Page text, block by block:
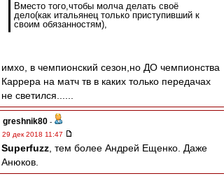
Вместо того,чтобы молча делать своё
дело(как итальянец только приступивший к
своим обязанностям),
имхо, в чемпионский сезон,но ДО чемпионства
Каррера на матч тв в каких только передачах
не светился......
greshnik80 -
29 дек 2018 11:47
Superfuzz , тем более Андрей Ещенко. Даже
Анюков.